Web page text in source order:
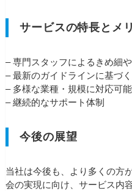
サービスの特長とメ
– 専門スタッフによるきめ細
– 最新のガイドラインに基づ
– 多様な業種・規模に対応可能
– 継続的なサポート体制
今後の展望
当社は今後も、より多くの方
会の実現に向け、サービス内